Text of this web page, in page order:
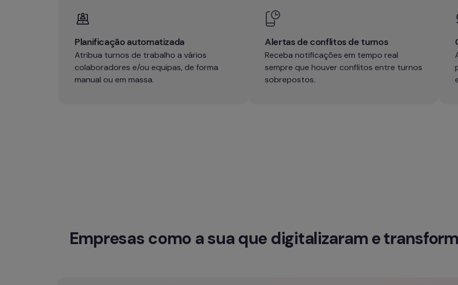
Planificação automatizada
Atribua turnos de trabalho a vários
colaboradores e/ou equipas, de forma
manual ou em massa.
Alertas de conflitos de turnos
Receba notificações em tempo real
sempre que houver conflitos entre turnos
sobrepostos.
Empresas como a sua que digitalizaram e